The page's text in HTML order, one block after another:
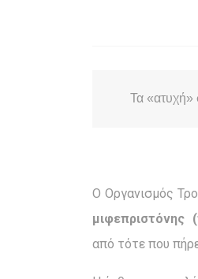
Τα «ατυχή»
Ο Οργανισμός
μιφεπριστόνης
από τότε που